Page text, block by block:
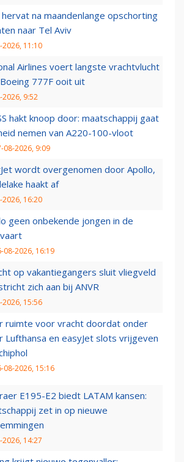
hervat na maandenlange opschorting
naar Tel Aviv
2026, 11:10
Airlines voert langste vrachtvlucht
777F ooit uit
2026, 9:52
hakt knoop door: maatschappij gaat
nemen van A220-100-vloot
08-2026, 9:09
wordt overgenomen door Apollo,
haakt af
2026, 16:20
geen onbekende jongen in de
08-2026, 16:19
op vakantiegangers sluit vliegveld
zich aan bij ANVR
2026, 15:56
ruimte voor vracht doordat onder
Lufthansa en easyJet slots vrijgeven
08-2026, 15:16
E195-E2 biedt LATAM kansen:
zet in op nieuwe
2026, 14:27